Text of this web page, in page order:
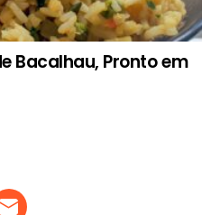
Bacalhau, Pronto em